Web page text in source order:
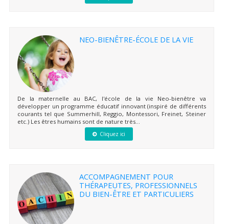
NEO-BIENÊTRE-ÉCOLE DE LA VIE
De la maternelle au BAC, l'école de la vie Neo-bienêtre va
développer un programme éducatif innovant (inspiré de différents
courants tel que Summerhill, Reggio, Montessori, Freinet, Steiner
etc.) Les êtres humains sont de nature très...
Cliquez ici
ACCOMPAGNEMENT POUR
THÉRAPEUTES, PROFESSIONNELS
DU BIEN-ÊTRE ET PARTICULIERS